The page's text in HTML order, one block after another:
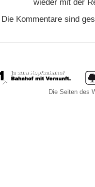
Die Kommentare sind
Die Seiten des